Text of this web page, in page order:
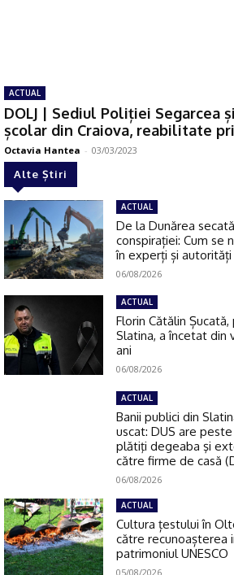
ACTUAL
DOLJ | Sediul Poliției Segarcea
școlar din Craiova, reabilitate
Octavia Hantea - 03/03/2023
Alte Știri
ACTUAL
De la Dunărea
conspirației: Cum se
în experți și autorități
06/08/2026
ACTUAL
Florin Cătălin
Slatina, a încetat din
ani
06/08/2026
ACTUAL
Banii publici din
uscat: DUS are
plătiţi degeaba şi
către firme de casă
06/08/2026
ACTUAL
Cultura țestului în
către recunoașterea
patrimoniul UNESCO
05/08/2026